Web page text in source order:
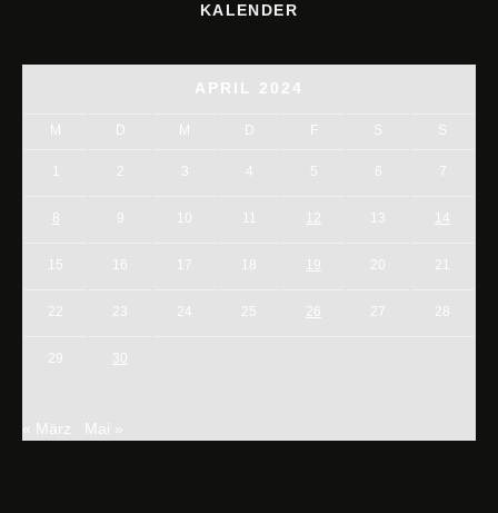
KALENDER
APRIL 2024
M D M D F S S
1 2 3 5 6 7
8 9 10 11 12 13 14
15 16 17 18 19 20 21
22 23 24 25 26 27 28
29 30
« März Mai »